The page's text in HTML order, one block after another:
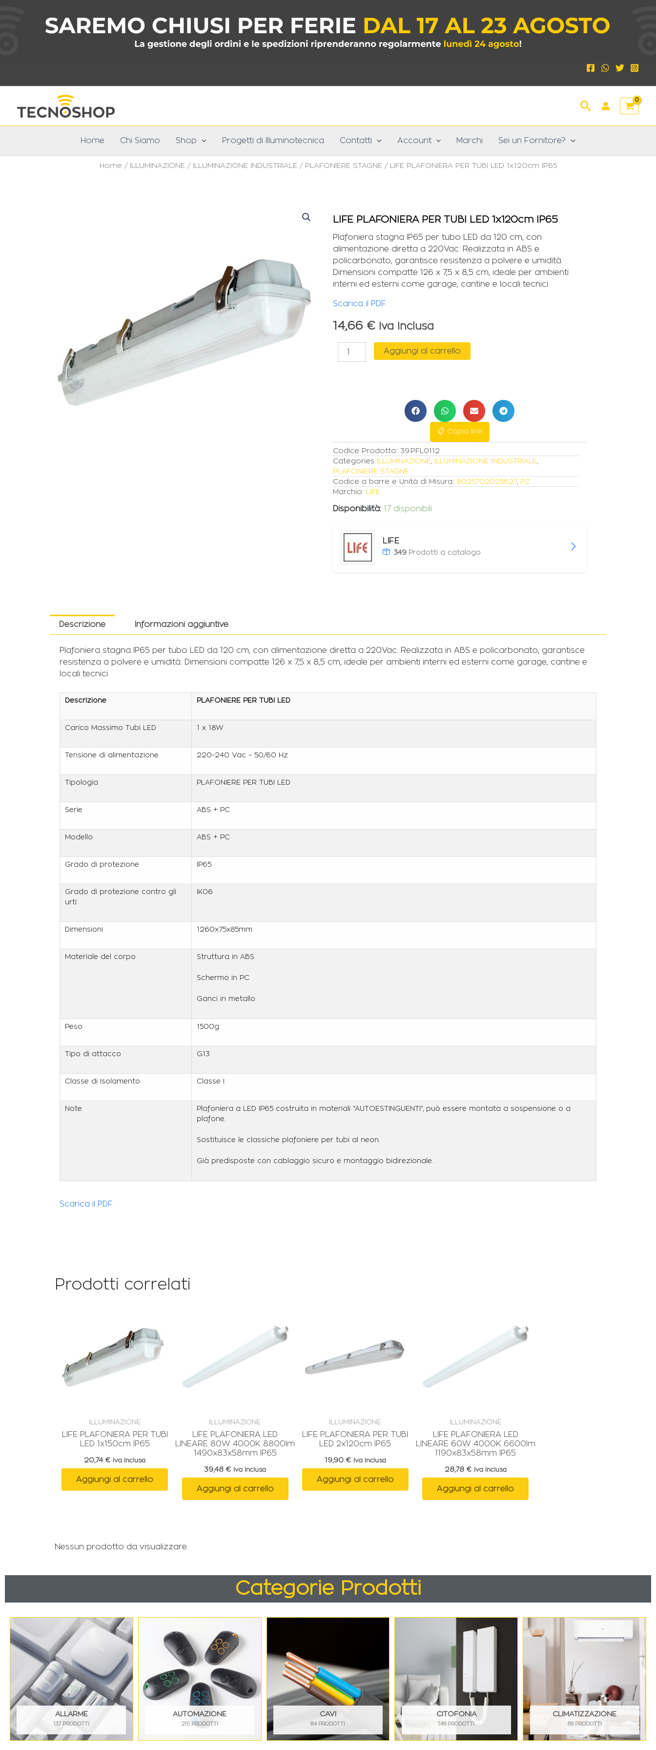
Cerca
Home Chi Siamo Shop Progetti di Illuminotecnica Contatti Account Marchi Sei un Fornitore?
Home / ILLUMINAZIONE/ ILLUMINAZIONE INDUSTRIALE/ PLAFONIERE STAGNE/ LIFE PLAFONIERA PER TUBI LED 1x120cm IP65
LIFE PLAFONIERA PER TUBI LED 1x120cm IP65
Plafoniera stagna IP65 per tubo LED da 120 cm, con
alimentazione diretta a 220Vac. Realizzata in ABS e
policarbonato, garantisce resistenza a polvere e umidità.
Dimensioni compatte 126 x 7,5 x 8,5 cm, ideale per ambienti
interni ed esterni come garage, cantine e locali tecnici.
Scarica il PDF
14,66 € Iva Inclusa
PLAFONIERA
Aggiungi al carrello
📋 Copia link
Codice Prodotto: 39.PFL0112
Categories
ILLUMINAZIONE ILLUMINAZIONE INDUSTRIALE
PLAFONIERE STAGNE
Codice a barre e Unità di Misura: 8025702025627, PZ
Marchio:
LIFE
Disponibilità: 17 disponibili
LIFE
349 Prodotti a catalogo
Descrizione Informazioni aggiuntive
Plafoniera stagna IP65 per tubo LED da 120 cm, con alimentazione diretta a 220Vac. Realizzata in ABS e policarbonato, garantisce
resistenza a polvere e umidità. Dimensioni compatte 126 x 7,5 x 8,5 cm, ideale per ambienti interni ed esterni come garage, cantine e
locali tecnici.
Descrizione PLAFONIERE PER TUBI LED
Carico Massimo Tubi LED 1 x 18W
Tensione di alimentazione 220-240 Vac – 50/60 Hz
Tipologia PLAFONIERE PER TUBI LED
Serie ABS + PC
Modello ABS + PC
Grado di protezione IP65
Grado di protezione contro gli
urti
IK06
Dimensioni 1260x75x85mm
Materiale del corpo Struttura in ABS
Schermo in PC
Ganci in metallo
Peso 1500g
Tipo di attacco G13
Classe di Isolamento Classe I
Note
Plafoniera a LED IP65 costruita in materiali “AUTOESTINGUENTI”, può essere montata a sospensione o a
plafone.
Sostituisce le classiche plafoniere per tubi al neon.
Già predisposte con cablaggio sicuro e montaggio bidirezionale.
Scarica il PDF
Prodotti correlati
ILLUMINAZIONE
LIFE PLAFONIERA PER TUBI
LED 1x150cm IP65
20,74€ Iva Inclusa
Aggiungi al carrello
ILLUMINAZIONE
LIFE PLAFONIERA LED
LINEARE 80W 4000K 8800lm
1490x83x58mm IP65
39,48€ Iva Inclusa
Aggiungi al carrello
ILLUMINAZIONE
LIFE PLAFONIERA PER TUBI
LED 2x120cm IP65
19,90 € Iva Inclusa
Aggiungi al carrello
ILLUMINAZIONE
LIFE PLAFONIERA LED
LINEARE 60W 4000K 6600lm
1190x83x58mm IP65
28,78 € Iva Inclusa
Aggiungi al carrello
Nessun prodotto da visualizzare.
Categorie Prodotti
ALLARME
137 PRODOTTI
AUTOMAZIONE
215 PRODOTTI
CAVI
84 PRODOTTI
CITOFONIA
149 PRODOTTI
CLIMATIZZAZIONE
89 PRODOTTI